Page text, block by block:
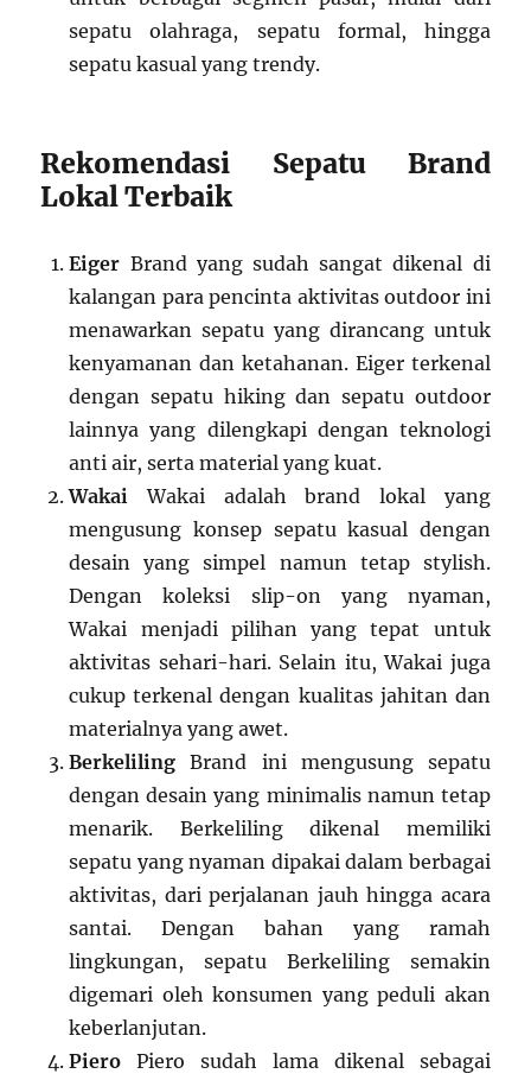
sepatu olahraga, sepatu formal, hingga
sepatu kasual yang trendy.
Rekomendasi Sepatu Brand
Lokal Terbaik
Eiger Brand yang sudah sangat dikenal di
kalangan para pencinta aktivitas outdoor ini
menawarkan sepatu yang dirancang untuk
kenyamanan dan ketahanan. Eiger terkenal
dengan sepatu hiking dan sepatu outdoor
lainnya yang dilengkapi dengan teknologi
anti air, serta material yang kuat.
Wakai
Wakai adalah brand lokal yang
mengusung konsep sepatu kasual dengan
desain yang simpel namun tetap stylish.
Dengan koleksi slip-on yang nyaman,
Wakai menjadi pilihan yang tepat untuk
aktivitas sehari-hari. Selain itu, Wakai juga
cukup terkenal dengan kualitas jahitan dan
materialnya yang awet.
Berkeliling Brand ini mengusung sepatu
dengan desain yang minimalis namun tetap
menarik. Berkeliling dikenal memiliki
sepatu yang nyaman dipakai dalam berbagai
aktivitas, dari perjalanan jauh hingga acara
santai. Dengan bahan yang ramah
lingkungan, sepatu Berkeliling semakin
digemari oleh konsumen yang peduli akan
keberlanjutan.
Piero Piero sudah lama dikenal sebagai